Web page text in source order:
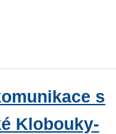
s
Klobouky-